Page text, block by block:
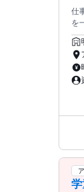
仕
を
か
習
務 こども達をサポート♪ こどもたちが安心して過ごせる放課後の居場所 づくりを一緒につくるお仕事です。遊びや活
動
安心して働けます